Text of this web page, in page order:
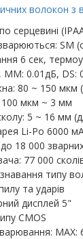
волокон з
серцевині
SM
6 сек,
0.01дБ, DS:
80 ~ 150 мкм
100 мкм ~ 3 мм
5 ~ 16 мм
Li-Po 6000
18 000
77 000
типу
та ударів
дисплей 5"
CMOS
MAX: